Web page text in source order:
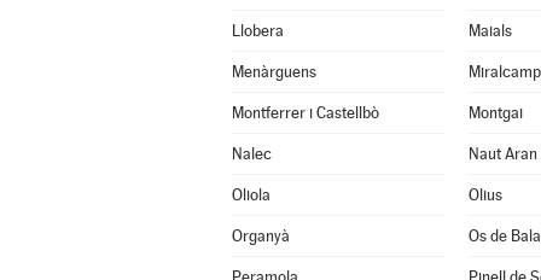
Llobera Maials
Menàrguens Miralcamp
Montferrer i Castellbò Montgai
Nalec Naut Aran
Oliola Olius
Organyà Os de